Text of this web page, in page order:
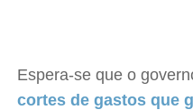
Espera-se que o
cortes de gastos que